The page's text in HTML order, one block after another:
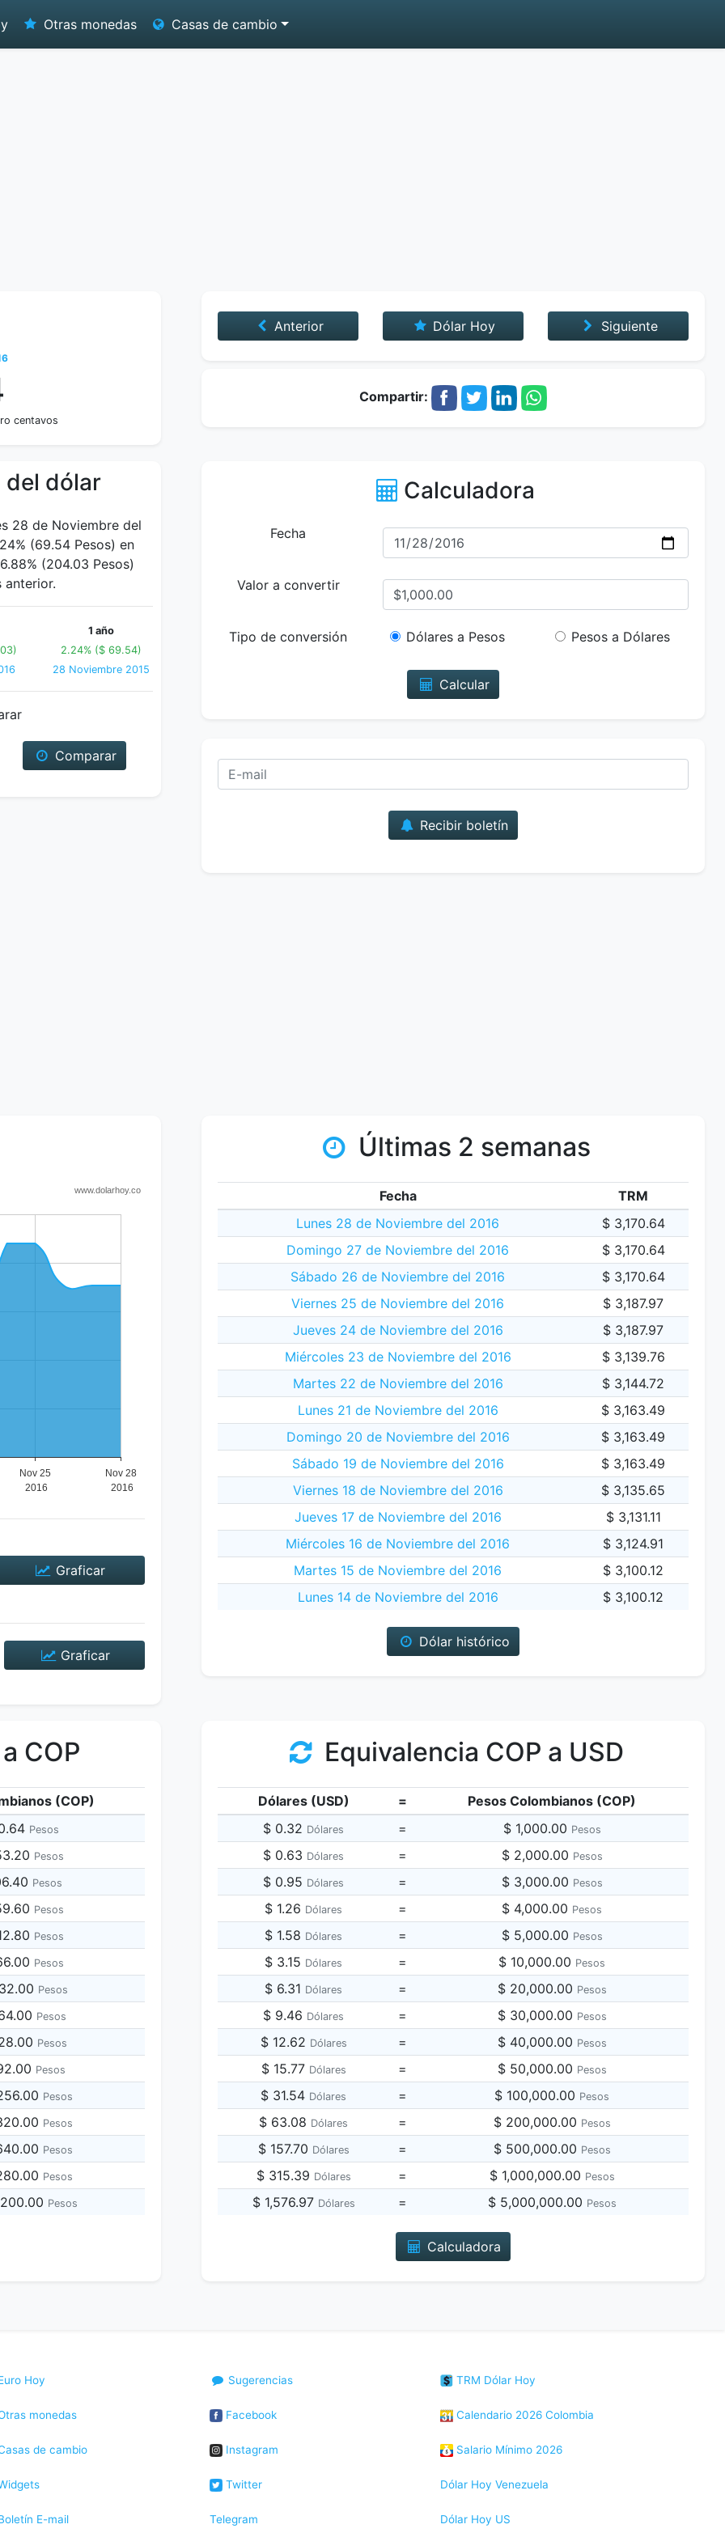
Otras monedas Casas de cambio
centavos
Anterior Dólar Hoy Siguiente
Compartir:
del dólar
28 de Noviembre del
(69.54 Pesos) en
(204.03 Pesos)
anterior.
1 año
2.24% ($ 69.54)
28 Noviembre 2015
Comparar
Calculadora
Fecha
Valor a convertir
Tipo de conversión Dólares a Pesos Pesos a Dólares
Calcular
Recibir boletín
Graficar
Graficar
Últimas 2 semanas
Fecha
TRM
Lunes 28 de Noviembre del 2016
$ 3,170.64
Domingo 27 de Noviembre del 2016
$ 3,170.64
Sábado 26 de Noviembre del 2016
$ 3,170.64
Viernes 25 de Noviembre del 2016
$ 3,187.97
Jueves 24 de Noviembre del 2016
$ 3,187.97
Miércoles 23 de Noviembre del 2016
$ 3,139.76
Martes 22 de Noviembre del 2016
$ 3,144.72
Lunes 21 de Noviembre del 2016
$ 3,163.49
Domingo 20 de Noviembre del 2016
$ 3,163.49
Sábado 19 de Noviembre del 2016
$ 3,163.49
Viernes 18 de Noviembre del 2016
$ 3,135.65
Jueves 17 de Noviembre del 2016
$ 3,131.11
Miércoles 16 de Noviembre del 2016
$ 3,124.91
Martes 15 de Noviembre del 2016
$ 3,100.12
Lunes 14 de Noviembre del 2016
$ 3,100.12
Dólar histórico
COP
(COP)
Pesos
Pesos
Pesos
Pesos
Pesos
Pesos
Pesos
Pesos
Pesos
Pesos
Pesos
Pesos
Pesos
Pesos
Pesos
Equivalencia COP a USD
Dólares (USD) =
Pesos Colombianos (COP)
$ 0.32 Dólares = $ 1,000.00 Pesos
$ 0.63 Dólares = $ 2,000.00 Pesos
$ 0.95 Dólares = $ 3,000.00 Pesos
$ 1.26 Dólares = $ 4,000.00 Pesos
$ 1.58 Dólares = $ 5,000.00 Pesos
$ 3.15 Dólares = $ 10,000.00 Pesos
$ 6.31 Dólares = $ 20,000.00 Pesos
$ 9.46 Dólares = $ 30,000.00 Pesos
$ 12.62 Dólares = $ 40,000.00 Pesos
$ 15.77 Dólares = $ 50,000.00 Pesos
$ 31.54 Dólares = $ 100,000.00 Pesos
$ 63.08 Dólares = $ 200,000.00 Pesos
$ 157.70 Dólares = $ 500,000.00 Pesos
$ 315.39 Dólares = $ 1,000,000.00 Pesos
$ 1,576.97 Dólares = $ 5,000,000.00 Pesos
Calculadora
Hoy
monedas
de cambio
E-mail
Sugerencias
Facebook
Instagram
Twitter
Telegram
TRM Dólar Hoy
Calendario 2026 Colombia
Salario Mínimo 2026
Dólar Hoy Venezuela
Dólar Hoy US